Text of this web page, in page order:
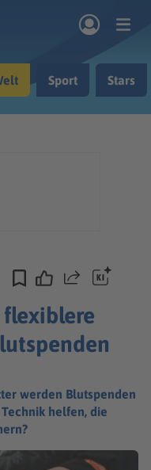
Sport Stars
Teilen
werden Blutspenden
helfen, die